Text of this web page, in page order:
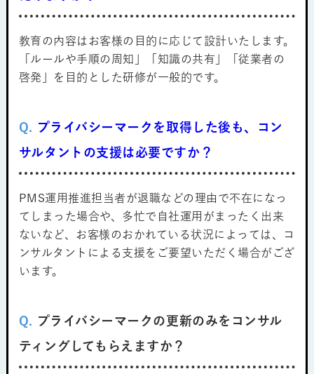
教育の内容はお客様の目的に応じて設計いたします。
「ルールや手順の周知」「知識の共有」「従業者の
啓発」を目的とした研修が一般的です。
Q. プライバシーマークを取得した後も、コン
サルタントの支援は必要ですか？
PMS運用推進担当者が退職などの理由で不在になっ
てしまった場合や、多忙で自社運用がまったく出来
ないなど、お客様のおかれている状況によっては、コ
ンサルタントによる支援をご要望いただく場合がござ
います。
Q. プライバシーマークの更新のみをコンサル
ティングしてもらえますか？